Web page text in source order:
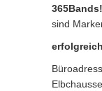
365Bands!
sind